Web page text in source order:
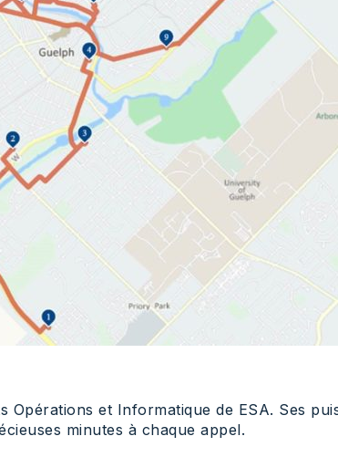
et Informatique de ESA. Ses
minutes à chaque appel.